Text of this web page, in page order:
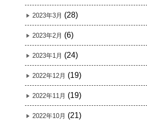
2023年3月 (28)
2023年2月 (6)
2023年1月 (24)
2022年12月 (19)
2022年11月 (19)
2022年10月 (21)